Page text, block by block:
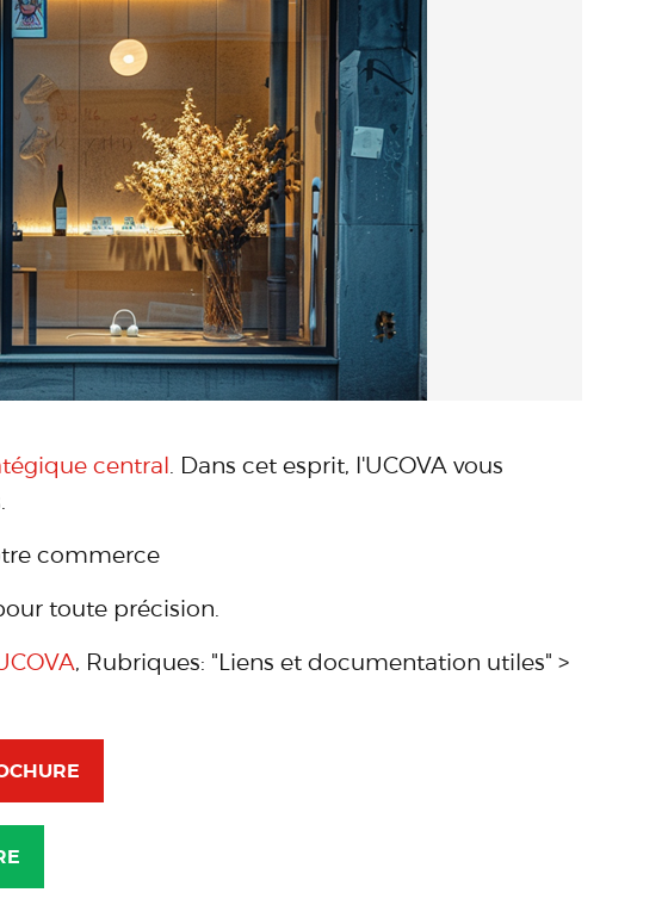
central. Dans cet esprit, l'UCOVA vous
commerce
toute précision.
, Rubriques: "Liens et documentation utiles" >